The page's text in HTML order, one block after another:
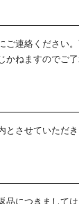
ご連絡ください
かねますのでご
とさせていただき
品につきまして